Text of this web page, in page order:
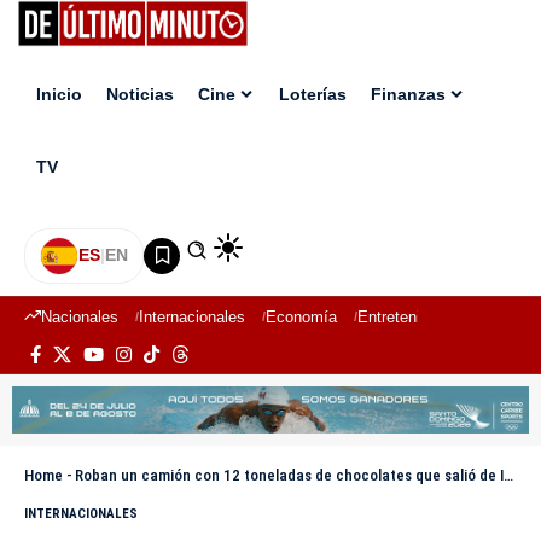
Inicio Noticias Cine Loterías Finanzas
TV
ES|EN
Nacionales Internacionales Economía Entretenimiento
Home - Roban un camión con 12 toneladas de chocolates que salió de Italia hacia Polonia
INTERNACIONALES